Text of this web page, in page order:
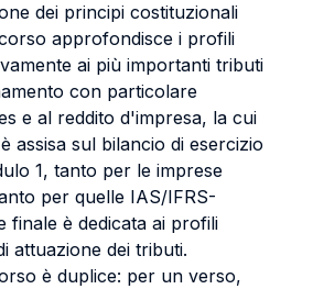
dei principi costituzionali
approfondisce i profili
ai più importanti tributi
con particolare
e al reddito d'impresa, la cui
assisa sul bilancio di esercizio
1, tanto per le imprese
per quelle IAS/IFRS-
finale è dedicata ai profili
attuazione dei tributi.
è duplice: per un verso,